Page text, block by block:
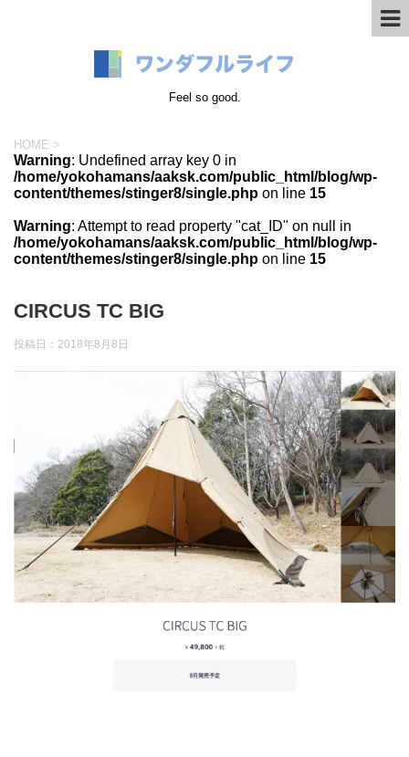
Feel so good.
HOME >
Warning: Undefined array key 0 in
/home/yokohamans/aaksk.com/public_html/blog/wp-
content/themes/stinger8/single.php on line 15
Warning: Attempt to read property "cat_ID" on null in
/home/yokohamans/aaksk.com/public_html/blog/wp-
content/themes/stinger8/single.php on line 15
CIRCUS TC BIG
投稿日： 2018年8月8日